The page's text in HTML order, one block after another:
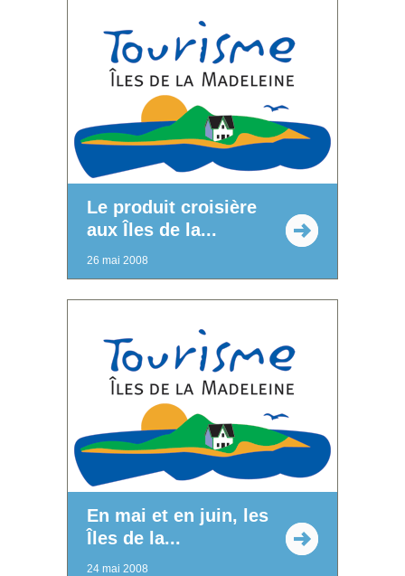
Le produit croisière
aux Îles de la...
26 mai 2008
En mai et en juin, les
Îles de la...
24 mai 2008